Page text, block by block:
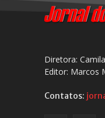
Diretora:
Editor: Marcos
Contatos: